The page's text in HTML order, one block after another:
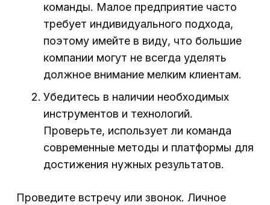
команды. Малое предприятие часто
требует индивидуального подхода,
поэтому имейте в виду, что большие
компании могут не всегда уделять
должное внимание мелким клиентам.
Убедитесь в наличии необходимых
инструментов и технологий.
Проверьте, использует ли команда
современные методы и платформы для
достижения нужных результатов.
Проведите встречу или звонок. Личное